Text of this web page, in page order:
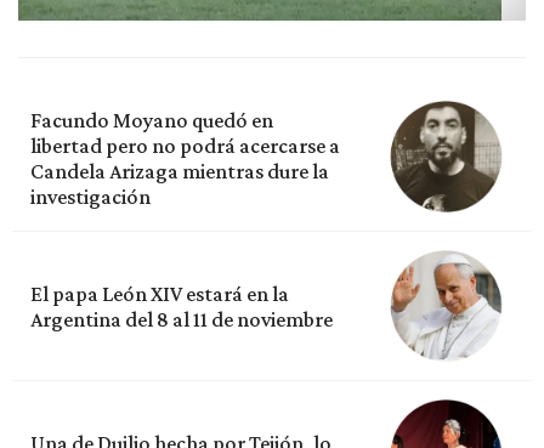
Facundo Moyano quedó en
libertad pero no podrá acercarse a
Candela Arizaga mientras dure la
investigación
El papa León XIV estará en la
Argentina del 8 al 11 de noviembre